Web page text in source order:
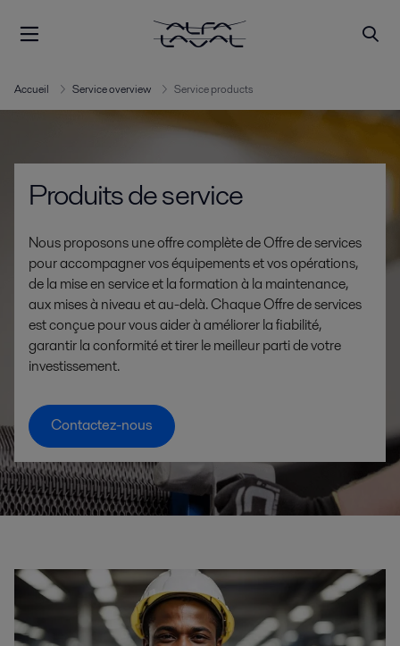
Accueil Service overview Service products
Produits de service
Nous proposons une offre complète de Offre de services
pour accompagner vos équipements et vos opérations,
de la mise en service et la formation à la maintenance,
aux mises à niveau et au-delà. Chaque Offre de services
est conçue pour vous aider à améliorer la fiabilité,
garantir la conformité et tirer le meilleur parti de votre
investissement.
Contactez-nous